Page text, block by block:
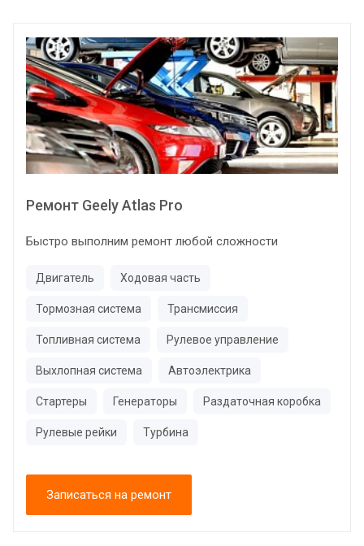
Ремонт Geely Atlas Pro
Быстро выполним ремонт любой сложности
Двигатель Ходовая часть
Тормозная система Трансмиссия
Топливная система Рулевое управление
Выхлопная система Автоэлектрика
Стартеры Генераторы Раздаточная коробка
Рулевые рейки Турбина
Записаться на ремонт